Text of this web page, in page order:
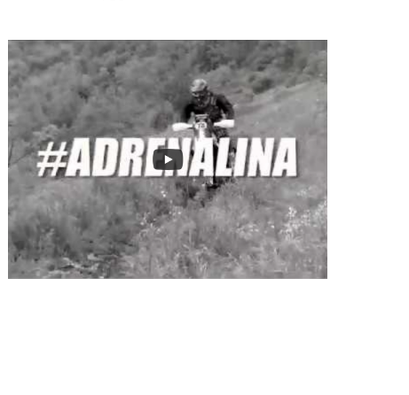
THIS
IS
MOTORALLY!